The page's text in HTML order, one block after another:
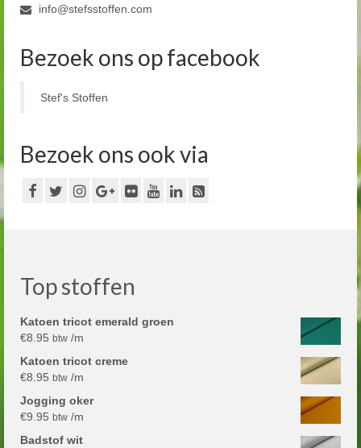
info@stefsstoffen.com
Bezoek ons op facebook
Stef's Stoffen
Bezoek ons ook via
Top stoffen
Katoen tricot emerald groen
€8.95 btw /m
Katoen tricot creme
€8.95 btw /m
Jogging oker
€9.95 btw /m
Badstof wit